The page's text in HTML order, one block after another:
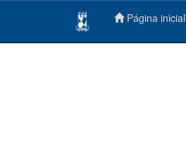
Página inicial